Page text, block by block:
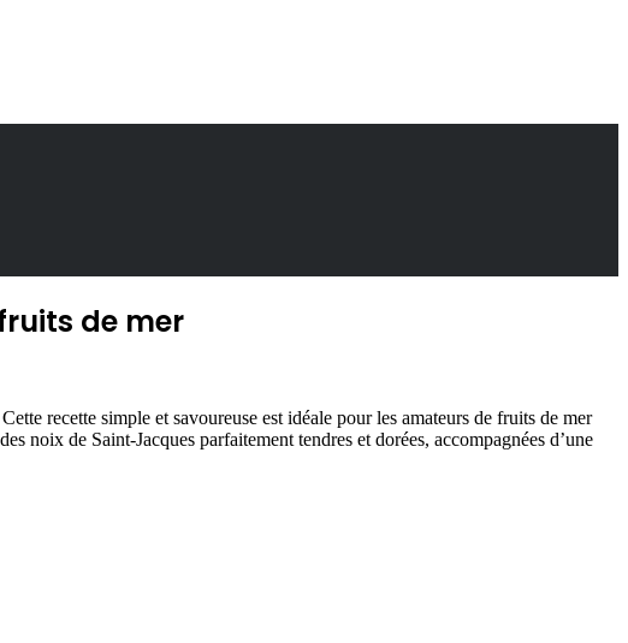
de mer
recette simple et savoureuse est idéale pour les amateurs de fruits de mer
noix de Saint-Jacques parfaitement tendres et dorées, accompagnées d’une